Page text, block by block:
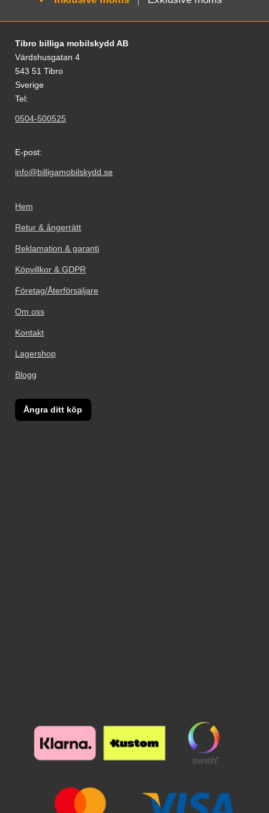
Sidfot Blandad info och länkar
Tibro billiga mobilskydd AB
Värdshusgatan 4
543 51 Tibro
Sverige
Tel:
0504-500525
E-post:
info@billigamobilskydd.se
Hem
Retur & ångerrätt
Reklamation & garanti
Köpvillkor & GDPR
Företag/Återförsäljare
Om oss
Kontakt
Lagershop
Blogg
Ångra ditt köp